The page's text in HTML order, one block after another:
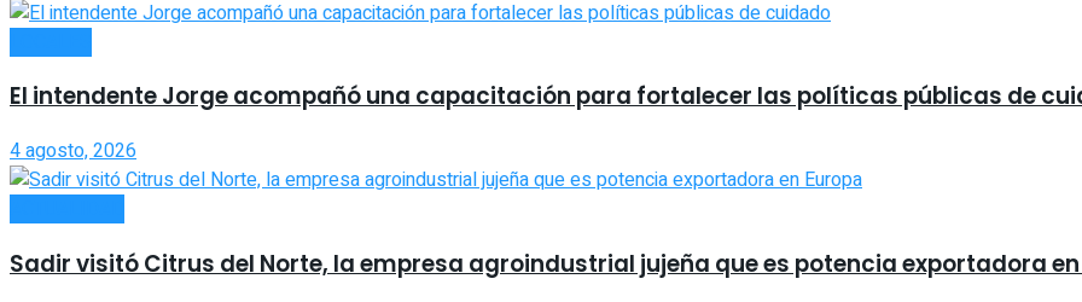
El intendente Jorge acompañó una capacitación para fortalecer las políticas públicas de
4 agosto, 2026
Sadir visitó Citrus del Norte, la empresa agroindustrial jujeña que es potencia exportadora en